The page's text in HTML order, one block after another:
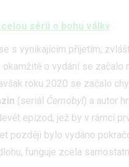
sérii o bohu války
s vynikajícím přijetím,
o vydání se začalo
roku 2020 se začalo
(seriál Černobyl) a autor
epizod, jež by v rámci
později bylo vydáno
funguje zcela